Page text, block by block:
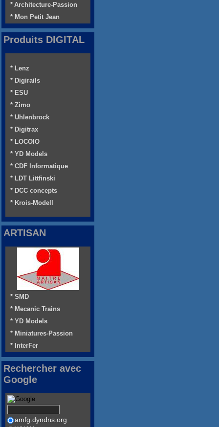
* Architecture-Passion
* Mon Petit Jean
Produits DIGITAL
* Lenz
* Digirails
* ESU
* Zimo
* Uhlenbrock
* Digitrax
* LOCOIO
* YD Models
* CDF Informatique
* LDT Littfinski
* DCC concepts
* Krois-Modell
ARTISAN
* SMD
* Mecanic Trains
* YD Models
* Miniatures-Passion
* InterFer
Rechercher avec
Google
amfg.dyndns.org